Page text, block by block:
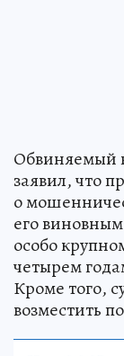
Обвиняемый
заявил, что
о
его виновным
особо
четырем
Кроме того,
возместить